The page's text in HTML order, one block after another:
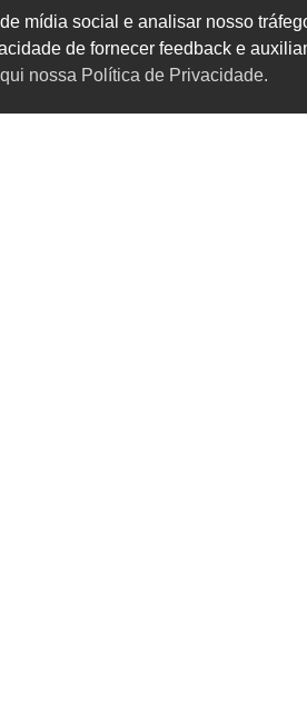
mídia social e analisar nosso
de fornecer feedback e
nossa Política de Privacidade.